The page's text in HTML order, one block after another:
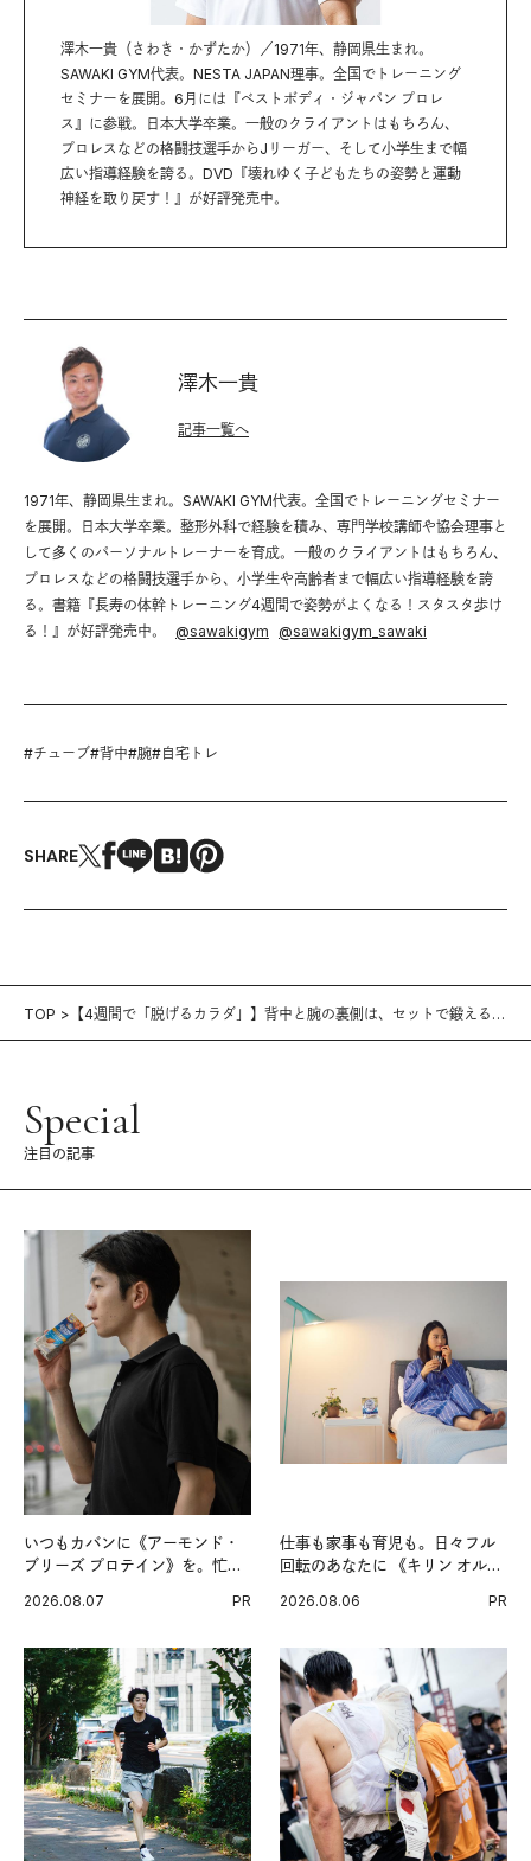
澤木一貴（さわき・かずたか）／1971年、静岡県生まれ。
SAWAKI GYM代表。NESTA JAPAN理事。全国でトレーニング
セミナーを展開。6月には『ベストボディ・ジャパン プロレ
ス』に参戦。日本大学卒業。一般のクライアントはもちろん、
プロレスなどの格闘技選手からJリーガー、そして小学生まで幅
広い指導経験を誇る。DVD『壊れゆく子どもたちの姿勢と運動
神経を取り戻す！』が好評発売中。
澤木一貴
1971年、静岡県生まれ。SAWAKI GYM代表。全国でトレーニングセミナー
を展開。日本大学卒業。整形外科で経験を積み、専門学校講師や協会理事と
して多くのパーソナルトレーナーを育成。一般のクライアントはもちろん、
プロレスなどの格闘技選手から、小学生や高齢者まで幅広い指導経験を誇
る。書籍『長寿の体幹トレーニング4週間で姿勢がよくなる！スタスタ歩け
る！』が好評発売中。
@sawakigym @sawakigym_sawaki
記事一覧へ
#チューブ#背中#腕#自宅トレ
SHARE
TOP
【4週間で「脱げるカラダ」】背中と腕の裏側は、セットで鍛えると
Special
注目の記事
いつもカバンに《アーモンド・
ブリーズ プロテイン》を。忙し
グ習慣。
2026.08.07 PR
仕事も家事も育児も。日々フル
回転のあなたに 《キリン オルニ
2026.08.06 PR